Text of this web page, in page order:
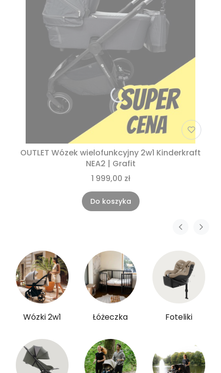
OUTLET Wózek wielofunkcyjny 2w1 Kinderkraft
NEA2 | Grafit
1 999,00 zł
Do koszyka
Wózki 2w1 Łóżeczka Foteliki